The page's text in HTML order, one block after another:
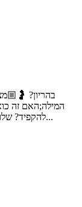
בהריון?
המילה;האם זה
להקפיד? שלום אני דוד דדון, מוהל מוסמך, ומוהל במשרד הבטחון...